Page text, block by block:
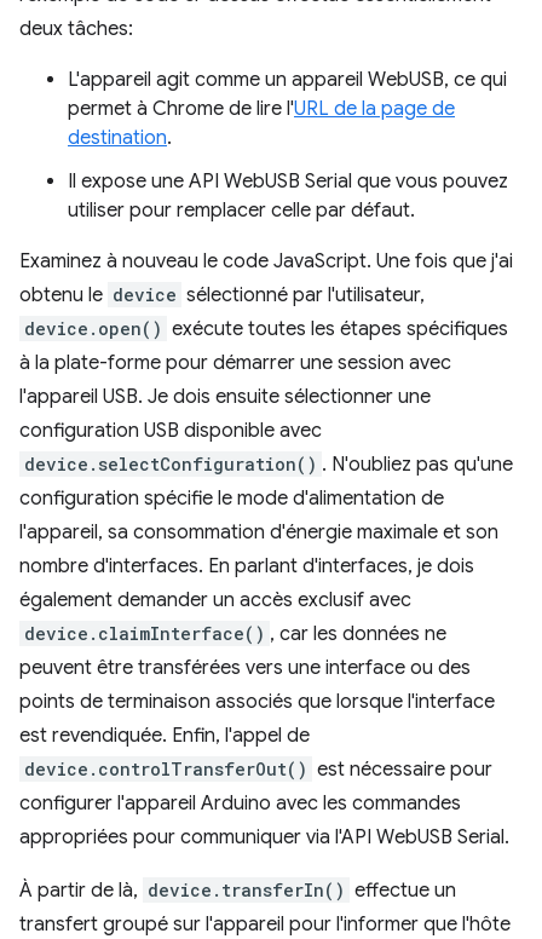
deux tâches:
L'appareil agit comme un appareil WebUSB, ce qui
permet à Chrome de lire l'URL de la page de
destination.
Il expose une API WebUSB Serial que vous pouvez
utiliser pour remplacer celle par défaut.
Examinez à nouveau le code JavaScript. Une fois que j'ai
obtenu le device sélectionné par l'utilisateur,
device.open() exécute toutes les étapes spécifiques
à la plate-forme pour démarrer une session avec
l'appareil USB. Je dois ensuite sélectionner une
configuration USB disponible avec
device.selectConfiguration() . N'oubliez pas qu'une
configuration spécifie le mode d'alimentation de
l'appareil, sa consommation d'énergie maximale et son
nombre d'interfaces. En parlant d'interfaces, je dois
également demander un accès exclusif avec
device.claimInterface() , car les données ne
peuvent être transférées vers une interface ou des
points de terminaison associés que lorsque l'interface
est revendiquée. Enfin, l'appel de
device.controlTransferOut() est nécessaire pour
configurer l'appareil Arduino avec les commandes
appropriées pour communiquer via l'API WebUSB Serial.
À partir de là, device.transferIn() effectue un
transfert groupé sur l'appareil pour l'informer que l'hôte